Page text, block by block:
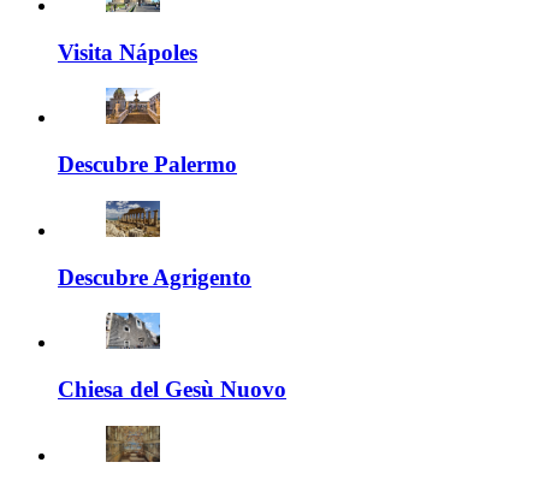
Visita Nápoles
Descubre Palermo
Descubre Agrigento
Chiesa del Gesù Nuovo